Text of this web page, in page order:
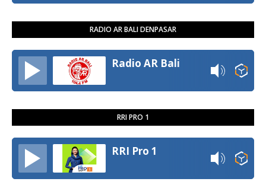
RADIO AR BALI DENPASAR
Radio AR Bali
RRI PRO 1
RRI Pro 1